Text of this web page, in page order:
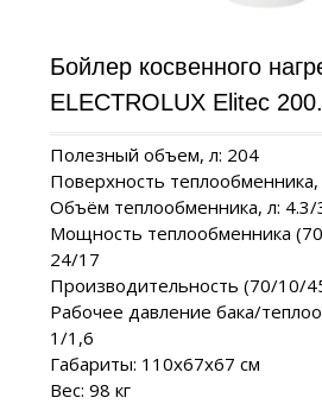
Бойлер косвенного
ELECTROLUX Elitec
Полезный объем, л: 204
Поверхность теплообменника,
Объём теплообменника, л: 4.3/
Мощность теплообменника
24/17
Производительность (70/10/
Рабочее давление бака/
1/1,6
Габариты: 110х67х67 см
Вес: 98 кг